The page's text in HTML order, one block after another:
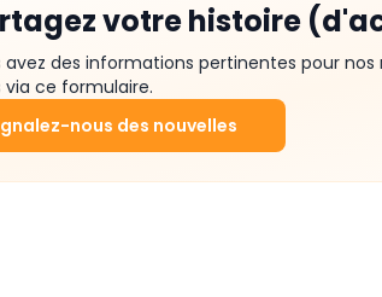
votre histoire
avez des informations pertinentes pour
via ce formulaire.
nous des nouvelles